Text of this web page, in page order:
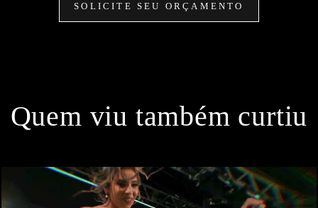
SOLICITE SEU ORÇAMENTO
Quem viu também curtiu